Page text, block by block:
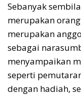
Sebanyak
merupakan
merupakan
sebagai
menyampaikan
seperti
dengan hadiah,